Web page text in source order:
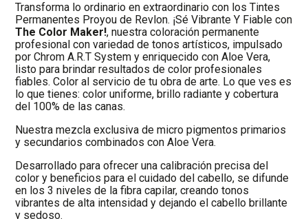
Transforma lo ordinario en extraordinario con los Tintes
Permanentes Proyou de Revlon. ¡Sé Vibrante Y Fiable con
The Color Maker!, nuestra coloración permanente
profesional con variedad de tonos artísticos, impulsado
por Chrom A.R.T System y enriquecido con Aloe Vera,
listo para brindar resultados de color profesionales
fiables. Color al servicio de tu obra de arte. Lo que ves es
lo que tienes: color uniforme, brillo radiante y cobertura
del 100% de las canas.
Nuestra mezcla exclusiva de micro pigmentos primarios
y secundarios combinados con Aloe Vera.
Desarrollado para ofrecer una calibración precisa del
color y beneficios para el cuidado del cabello, se difunde
en los 3 niveles de la fibra capilar, creando tonos
vibrantes de alta intensidad y dejando el cabello brillante
y sedoso.